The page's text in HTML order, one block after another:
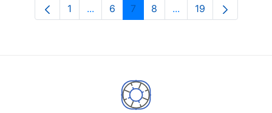
Page
1 ...Intermediate Pages Use TAB to
Page
6 Page
7 Page
8 ...Intermediate Pages
Page
19